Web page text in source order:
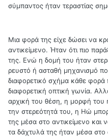
σύμπαντος ήταν τεραστίας
Μια φορά της είχε δώσει να
αντικείμενο. Ήταν ότι πιο
της. Ενώ η δομή του ήταν
ρευστό ή ασταθή μηχανισμό
διαφορετικό σχήμα κάθε
διαφορετική οπτική γωνία.
αρχική του θέση, η μορφή του
την στερεότητά του, η Ηώ
της μέσα στο αντικείμενο και
τα δάχτυλά της ήταν μέσα στο